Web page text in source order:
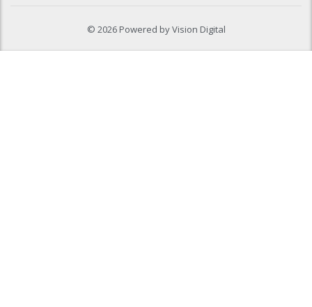
© 2026 Powered byVision Digital